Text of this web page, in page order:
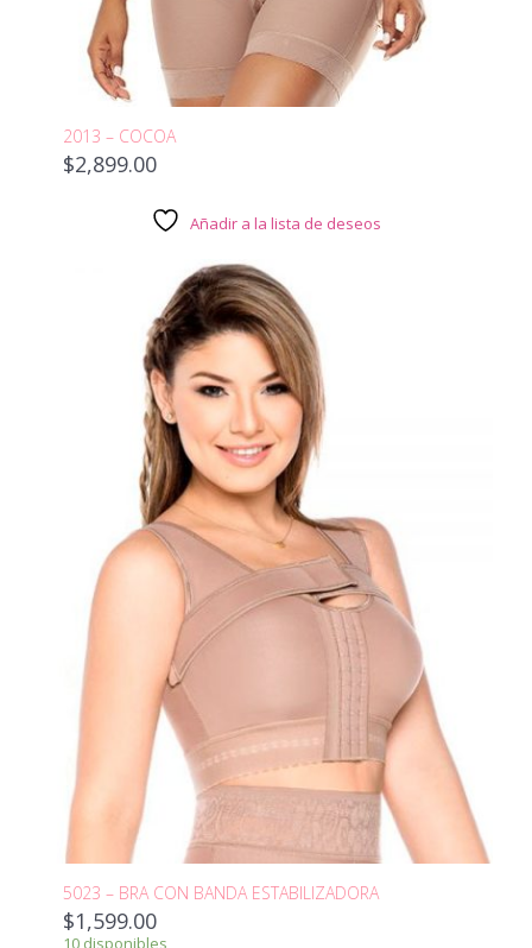
2013 – COCOA
$2,899.00
Añadir a la lista de deseos
5023 – BRA CON BANDA ESTABILIZADORA
$1,599.00
10 disponibles